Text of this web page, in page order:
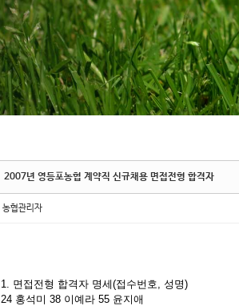
2007년 영등포농협 계약직 신규채용 면접전형 합격자
농협관리자
1. 면접전형 합격자 명세(접수번호, 성명)
24 홍석미 38 이예라 55 윤지애